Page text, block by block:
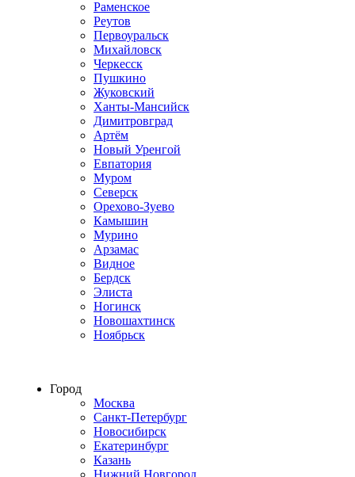
Раменское
Реутов
Первоуральск
Михайловск
Черкесск
Пушкино
Жуковский
Ханты-Мансийск
Димитровград
Артём
Новый Уренгой
Евпатория
Муром
Северск
Орехово-Зуево
Камышин
Мурино
Арзамас
Видное
Бердск
Элиста
Ногинск
Новошахтинск
Ноябрьск
Город
Москва
Санкт-Петербург
Новосибирск
Екатеринбург
Казань
Нижний Новгород